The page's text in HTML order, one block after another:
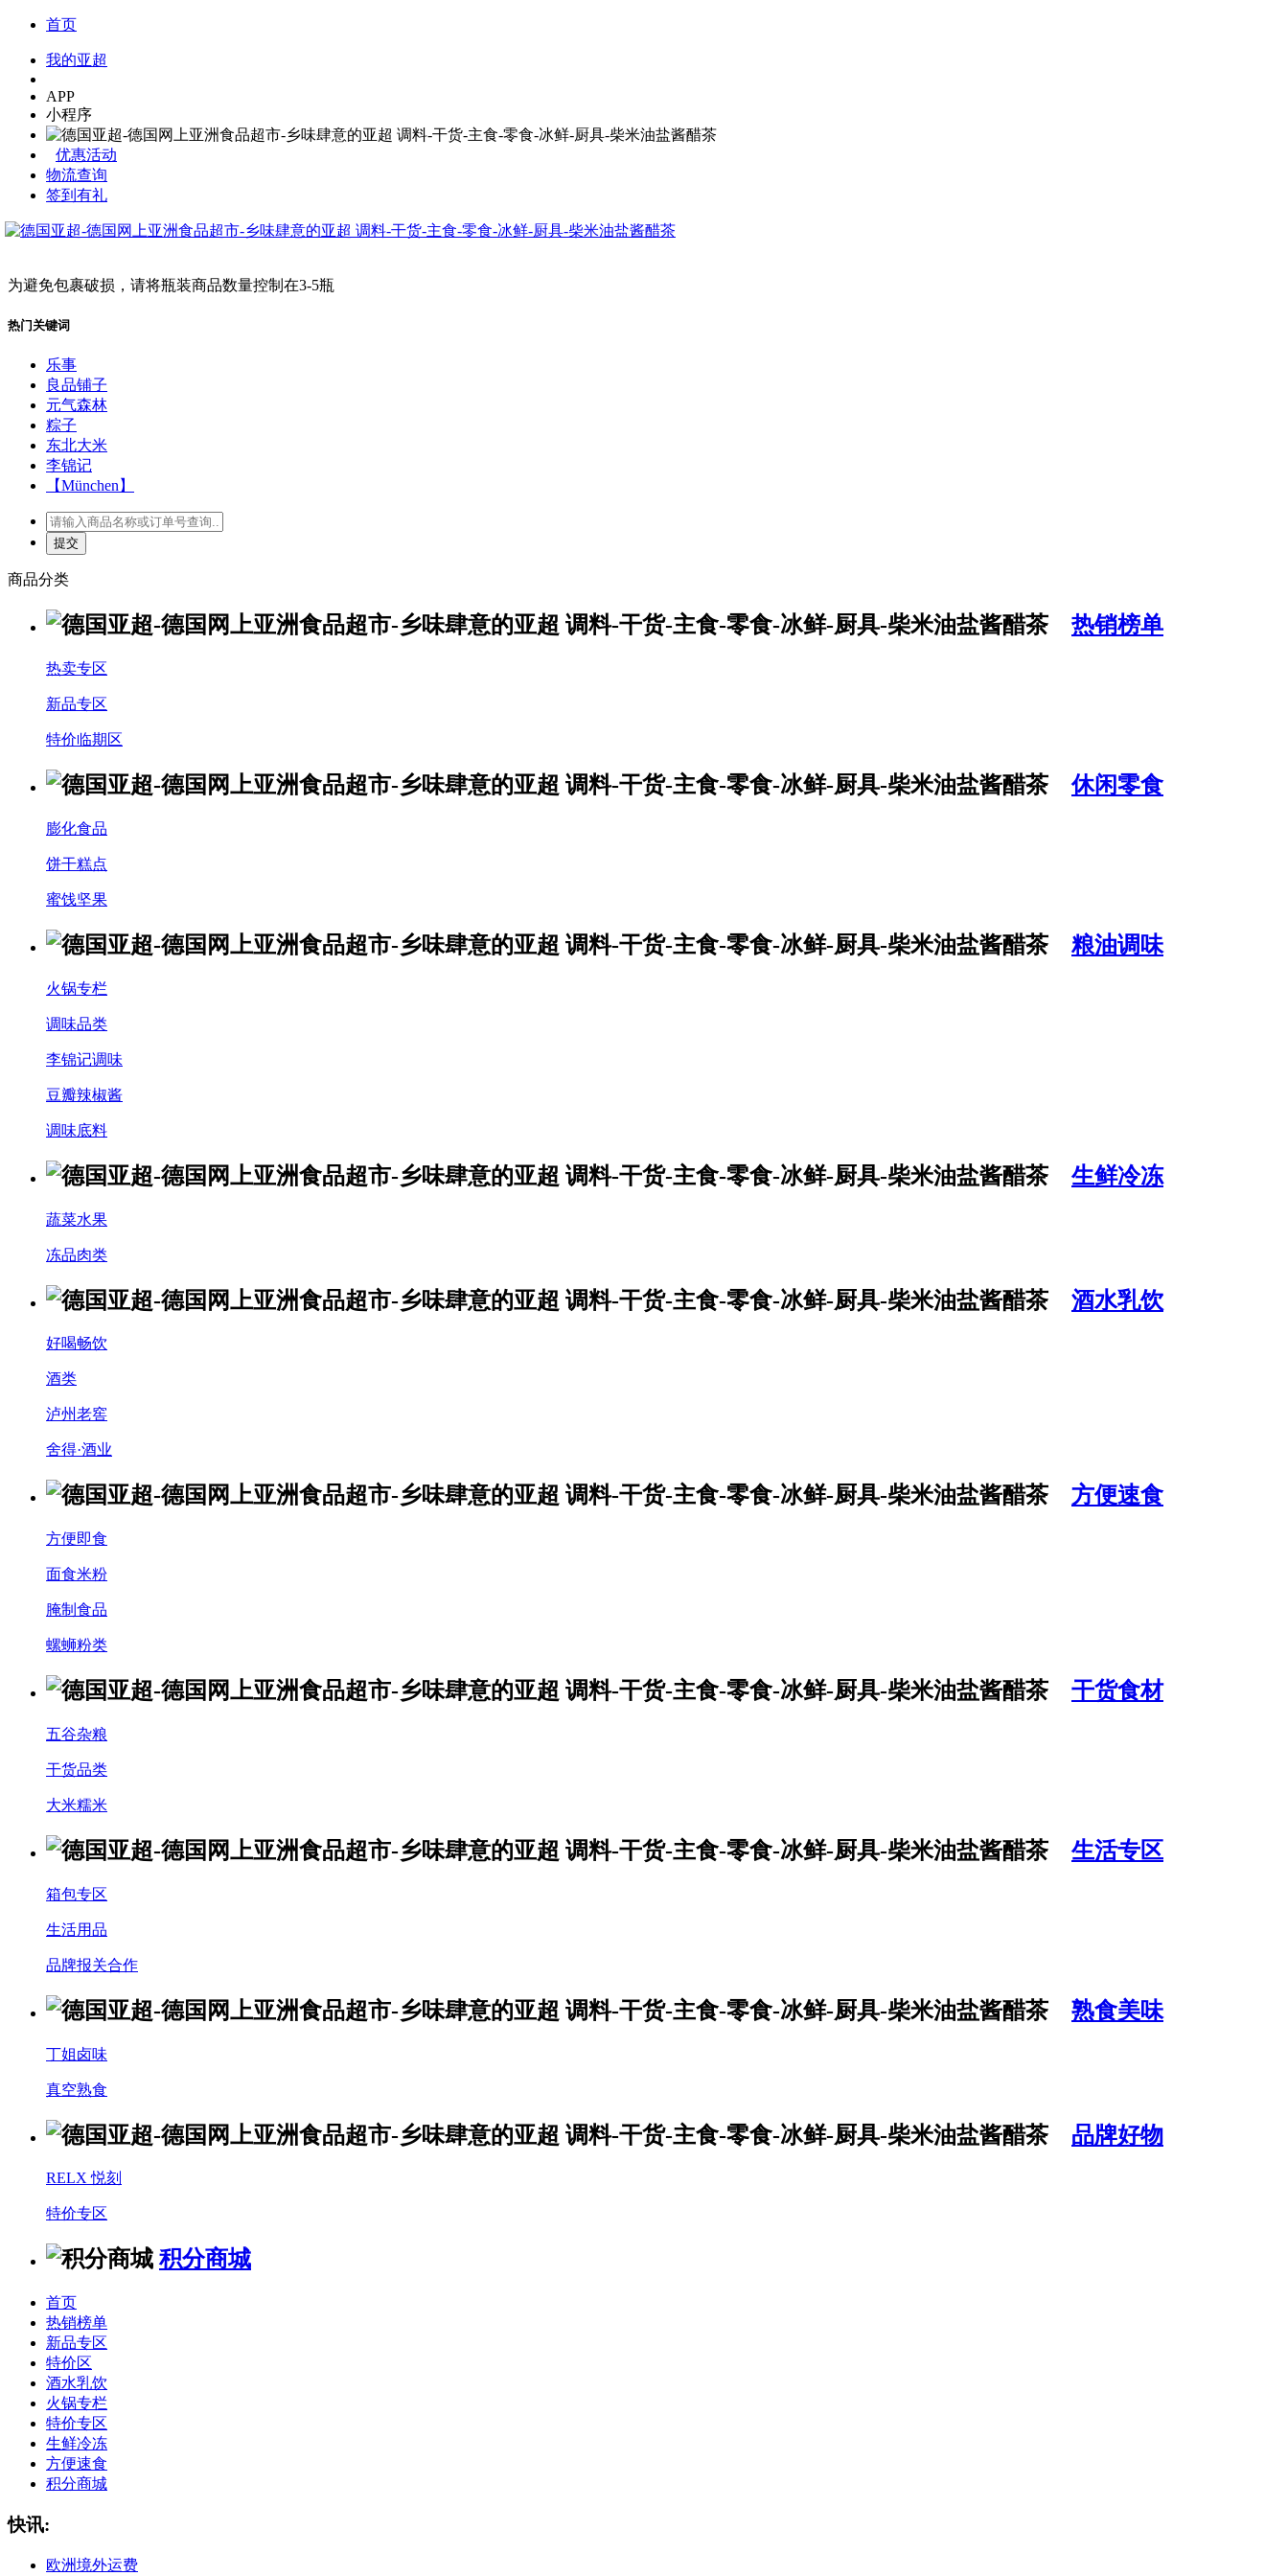
首页
我的亚超
APP
小程序
优惠活动
物流查询
签到有礼
为避免包裹破损，请将瓶装商品数量控制在3-5瓶
热门关键词
乐事
良品铺子
元气森林
粽子
东北大米
李锦记
【München】
商品分类
热销榜单
热卖专区
新品专区
特价临期区
休闲零食
膨化食品
饼干糕点
蜜饯坚果
粮油调味
火锅专栏
调味品类
李锦记调味
豆瓣辣椒酱
调味底料
生鲜冷冻
蔬菜水果
冻品肉类
酒水乳饮
好喝畅饮
酒类
泸州老窖
舍得·酒业
方便速食
方便即食
面食米粉
腌制食品
螺蛳粉类
干货食材
五谷杂粮
干货品类
大米糯米
生活专区
箱包专区
生活用品
品牌报关合作
熟食美味
丁姐卤味
真空熟食
品牌好物
RELX 悦刻
特价专区
积分商城
首页
热销榜单
新品专区
特价区
酒水乳饮
火锅专栏
特价专区
生鲜冷冻
方便速食
积分商城
快讯:
欧洲境外运费